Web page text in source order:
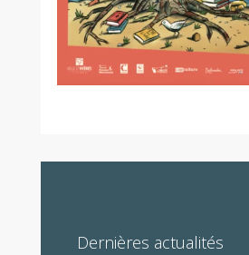
Dernières actualités